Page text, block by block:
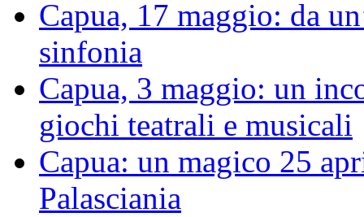
Capua, 17 maggio: da
sinfonia
Capua, 3 maggio: un
giochi teatrali e musicali
Capua: un magico 25
Palasciania